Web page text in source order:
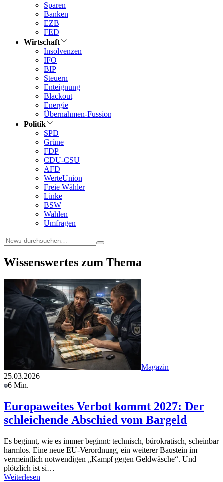
Sparen
Banken
EZB
FED
Wirtschaft
Insolvenzen
IFO
BIP
Steuern
Enteignung
Blackout
Energie
Übernahmen-Fussion
Politik
SPD
Grüne
FDP
CDU-CSU
AFD
WerteUnion
Freie Wähler
Linke
BSW
Wahlen
Umfragen
Wissenswertes zum Thema
Magazin
25.03.2026
6 Min.
Europaweites Verbot kommt 2027: Der
schleichende Abschied vom Bargeld
Es beginnt, wie es immer beginnt: technisch, bürokratisch, scheinbar
harmlos. Eine neue EU-Verordnung, ein weiterer Baustein im
vermeintlich notwendigen „Kampf gegen Geldwäsche“. Und
plötzlich ist si…
Weiterlesen